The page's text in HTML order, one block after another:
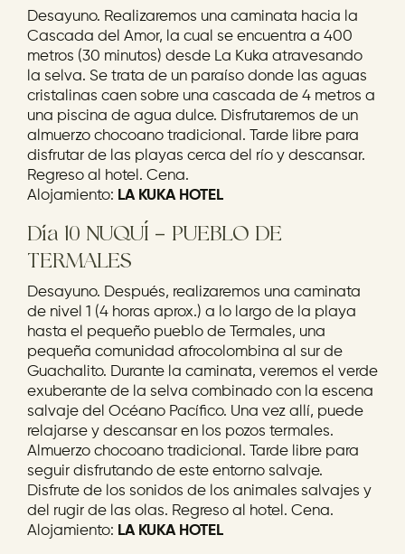
Desayuno. Realizaremos una caminata hacia la
Cascada del Amor, la cual se encuentra a 400
metros (30 minutos) desde La Kuka atravesando
la selva. Se trata de un paraíso donde las aguas
cristalinas caen sobre una cascada de 4 metros a
una piscina de agua dulce. Disfrutaremos de un
almuerzo chocoano tradicional. Tarde libre para
disfrutar de las playas cerca del río y descansar.
Regreso al hotel. Cena.
Alojamiento: LA KUKA HOTEL
Día 10 NUQUÍ – PUEBLO DE
TERMALES
Desayuno. Después, realizaremos una caminata
de nivel 1 (4 horas aprox.) a lo largo de la playa
hasta el pequeño pueblo de Termales, una
pequeña comunidad afrocolombina al sur de
Guachalito. Durante la caminata, veremos el verde
exuberante de la selva combinado con la escena
salvaje del Océano Pacífico. Una vez allí, puede
relajarse y descansar en los pozos termales.
Almuerzo chocoano tradicional. Tarde libre para
seguir disfrutando de este entorno salvaje.
Disfrute de los sonidos de los animales salvajes y
del rugir de las olas. Regreso al hotel. Cena.
Alojamiento: LA KUKA HOTEL